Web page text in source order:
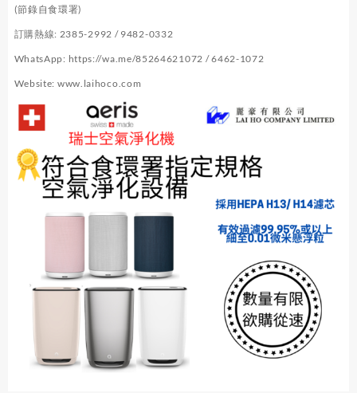
(節錄自食環署)
訂購熱線: 2385-2992 / 9482-0332
WhatsApp: https://wa.me/85264621072 / 6462-1072
Website: www.laihoco.com